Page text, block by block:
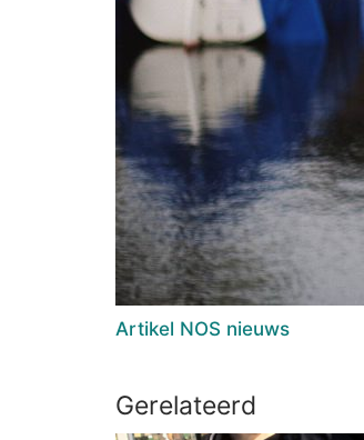
Artikel NOS nieuws
Gerelateerd